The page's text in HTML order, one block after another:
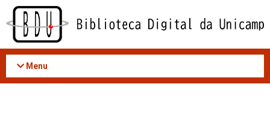
Acessar
conteúdo
Menu